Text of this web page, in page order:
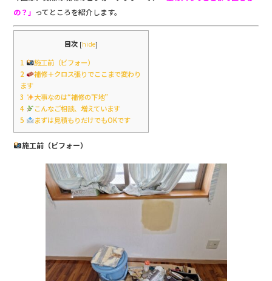
o
k
の？」 ってところを紹介します。
目次 [hide]
1
施工前（ビフォー）
2
補修＋クロス張りでここまで変わり
ます
3
大事なのは“補修の下地”
4
こんなご相談、増えています
5
まずは見積もりだけでもOKです
施工前（ビフォー）